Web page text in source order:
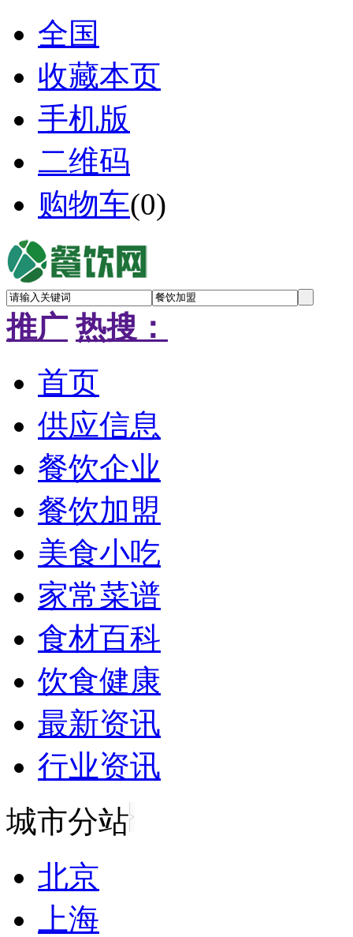
全国
收藏本页
手机版
二维码
购物车(0)
推广 热搜：
首页
供应信息
餐饮企业
餐饮加盟
美食小吃
家常菜谱
食材百科
饮食健康
最新资讯
行业资讯
城市分站
北京
上海